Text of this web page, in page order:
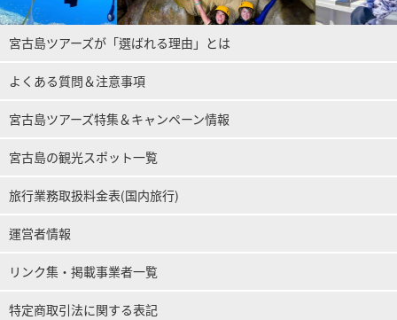
宮古島ツアーズが「選ばれる理由」とは
よくある質問＆注意事項
宮古島ツアーズ特集＆キャンペーン情報
宮古島の観光スポット一覧
旅行業務取扱料金表(国内旅行)
運営者情報
リンク集・掲載事業者一覧
特定商取引法に関する表記